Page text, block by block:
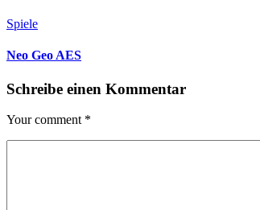
Spiele
Neo Geo AES
Schreibe einen Kommentar
Your comment *